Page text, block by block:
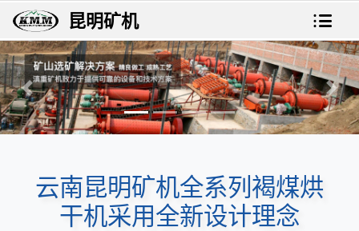
昆明矿机
上一张 下
云南昆明矿机全系列褐煤烘
干机采用全新设计理念